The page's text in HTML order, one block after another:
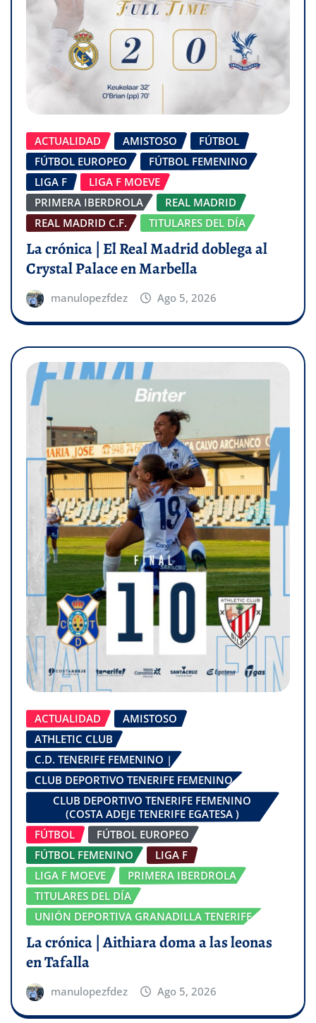
ACTUALIDAD AMISTOSO
FÚTBOL
FÚTBOL EUROPEO
FÚTBOL FEMENINO
LIGA F
LIGA F MOEVE
PRIMERA IBERDROLA
REAL MADRID
REAL MADRID C.F.
TITULARES DEL DÍA
La crónica | El Real Madrid doblega al
Crystal Palace en Marbella
manulopezfdez Ago 5, 2026
ACTUALIDAD
AMISTOSO
ATHLETIC CLUB
C.D. TENERIFE FEMENINO |
CLUB DEPORTIVO TENERIFE FEMENINO
CLUB DEPORTIVO TENERIFE FEMENINO
(COSTA ADEJE TENERIFE EGATESA )
FÚTBOL
FÚTBOL EUROPEO
FÚTBOL FEMENINO
LIGA F
LIGA F MOEVE
PRIMERA IBERDROLA
TITULARES DEL DÍA
UNIÓN DEPORTIVA GRANADILLA TENERIFE
La crónica | Aithiara doma a las leonas
en Tafalla
manulopezfdez Ago 5, 2026